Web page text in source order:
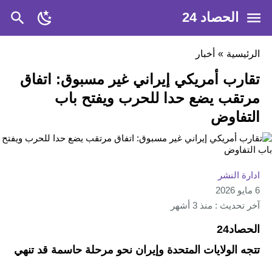
الحصاد 24
الرئيسية » أخبار
تقارب أمريكي إيراني غير مسبوق: اتفاق
مرتقب يضع حدا للحرب ويفتح باب
التفاوض
ادارة النشر
6 مايو 2026
آخر تحديث : منذ 3 أشهر
الحصاد24
تتجه الولايات المتحدة وإيران نحو مرحلة حاسمة قد تنهي